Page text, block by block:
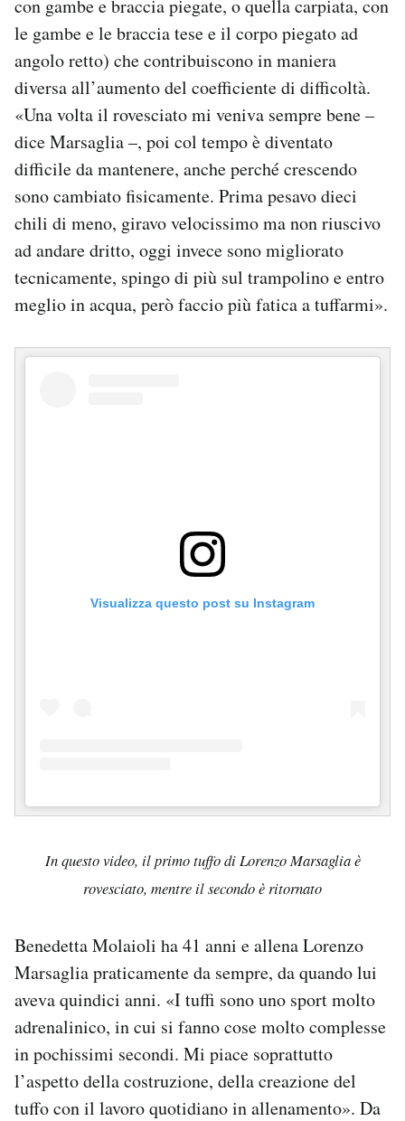
con gambe e braccia piegate, o quella carpiata, con
le gambe e le braccia tese e il corpo piegato ad
angolo retto) che contribuiscono in maniera
diversa all’aumento del coefficiente di difficoltà.
«Una volta il rovesciato mi veniva sempre bene –
dice Marsaglia –, poi col tempo è diventato
difficile da mantenere, anche perché crescendo
sono cambiato fisicamente. Prima pesavo dieci
chili di meno, giravo velocissimo ma non riuscivo
ad andare dritto, oggi invece sono migliorato
tecnicamente, spingo di più sul trampolino e entro
meglio in acqua, però faccio più fatica a tuffarmi».
Visualizza questo post su Instagram
In questo video, il primo tuffo di Lorenzo Marsaglia è
rovesciato, mentre il secondo è ritornato
Benedetta Molaioli ha 41 anni e allena Lorenzo
Marsaglia praticamente da sempre, da quando lui
aveva quindici anni. «I tuffi sono uno sport molto
adrenalinico, in cui si fanno cose molto complesse
in pochissimi secondi. Mi piace soprattutto
l’aspetto della costruzione, della creazione del
tuffo con il lavoro quotidiano in allenamento». Da